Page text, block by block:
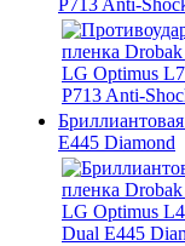
E445 Diamond